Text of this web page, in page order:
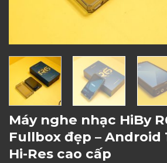
Máy nghe nhạc HiBy
Fullbox đẹp – Android
Hi-Res cao cấp